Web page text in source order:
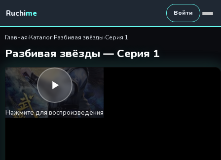
Разбивая звёзды 1 серия
Ruchime Войти
Главная›Каталог›Разбивая звёзды›Серия 1
Разбивая звёзды — Серия 1
Нажмите для воспроизведения